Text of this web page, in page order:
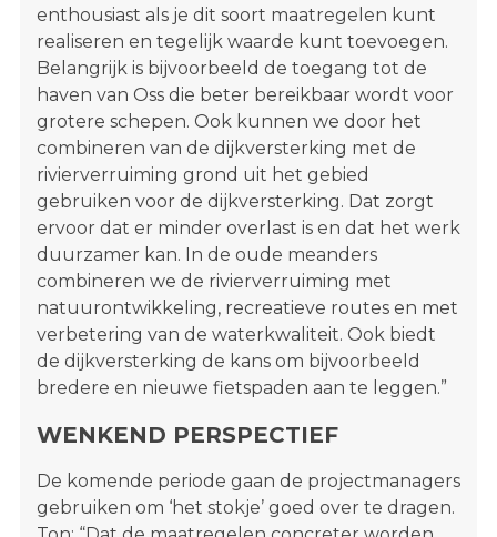
enthousiast als je dit soort maatregelen kunt
realiseren en tegelijk waarde kunt toevoegen.
Belangrijk is bijvoorbeeld de toegang tot de
haven van Oss die beter bereikbaar wordt voor
grotere schepen. Ook kunnen we door het
combineren van de dijkversterking met de
rivierverruiming grond uit het gebied
gebruiken voor de dijkversterking. Dat zorgt
ervoor dat er minder overlast is en dat het werk
duurzamer kan. In de oude meanders
combineren we de rivierverruiming met
natuurontwikkeling, recreatieve routes en met
verbetering van de waterkwaliteit. Ook biedt
de dijkversterking de kans om bijvoorbeeld
bredere en nieuwe fietspaden aan te leggen.”
WENKEND PERSPECTIEF
De komende periode gaan de projectmanagers
gebruiken om ‘het stokje’ goed over te dragen.